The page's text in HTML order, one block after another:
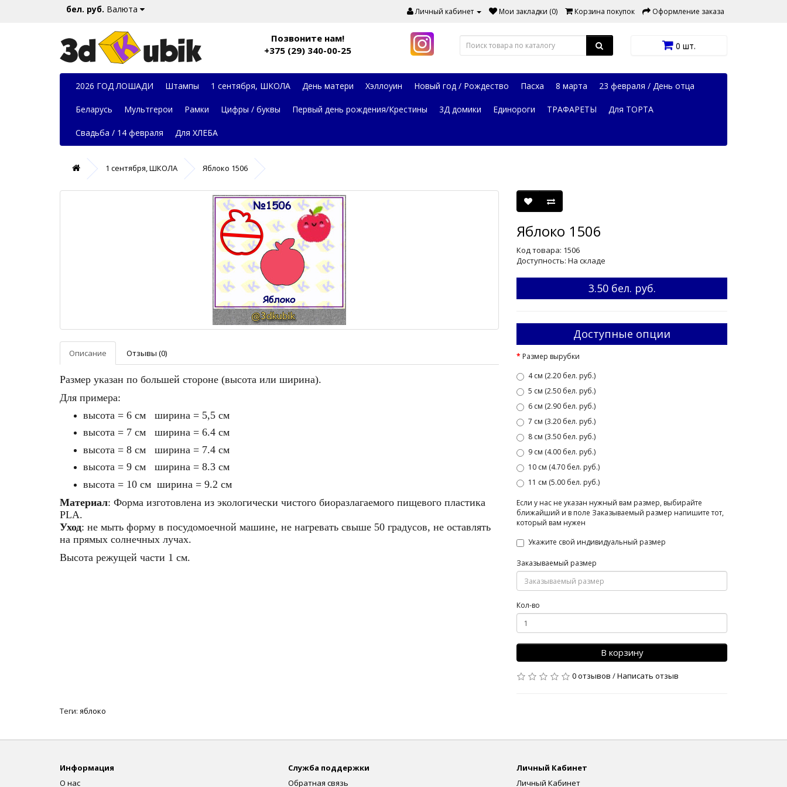
бел. руб. Валюта Личный кабинет Мои закладки (0) Корзина покупок Оформление заказа
Позвоните нам!
+375 (29) 340-00-25
0 шт.
2026 ГОД ЛОШАДИ Штампы 1 сентября, ШКОЛА День матери Хэллоуин Новый год / Рождество Пасха 8 марта 23 февраля / День отца
Беларусь Мультгерои Рамки Цифры / буквы Первый день рождения/Крестины 3Д домики Единороги ТРАФАРЕТЫ Для ТОРТА
Свадьба / 14 февраля Для ХЛЕБА
1 сентября, ШКОЛА Яблоко 1506
Описание Отзывы (0)
Размер указан по большей стороне (высота или ширина).
Для примера:
высота = 6 см ширина = 5,5 см
высота = 7 см ширина = 6.4 см
высота = 8 см ширина = 7.4 см
высота = 9 см ширина = 8.3 см
высота = 10 см ширина = 9.2 см
Материал: Форма изготовлена из экологически чистого биоразлагаемого пищевого пластика
PLA.
Уход: не мыть форму в посудомоечной машине, не нагревать свыше 50 градусов, не оставлять
на прямых солнечных лучах.
Высота режущей части 1 см.
Яблоко 1506
Код товара: 1506
Доступность: На складе
3.50 бел. руб.
Доступные опции
Размер вырубки
4 см (2.20 бел. руб.)
5 см (2.50 бел. руб.)
6 см (2.90 бел. руб.)
7 см (3.20 бел. руб.)
8 см (3.50 бел. руб.)
9 см (4.00 бел. руб.)
10 см (4.70 бел. руб.)
11 см (5.00 бел. руб.)
Если у нас не указан нужный вам размер, выбирайте
ближайший и в поле Заказываемый размер напишите тот,
который вам нужен
Укажите свой индивидуальный размер
Заказываемый размер
Кол-во
В корзину
0 отзывов /Написать отзыв
Теги: яблоко
Информация
О нас
Служба поддержки
Обратная связь
Личный Кабинет
Личный Кабинет